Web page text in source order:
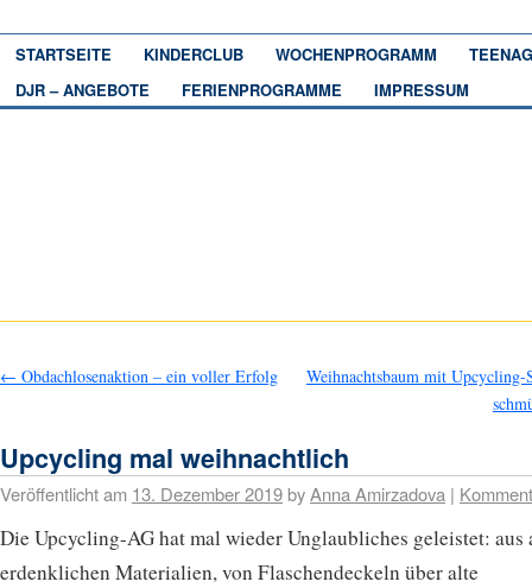
STARTSEITE KINDERCLUB WOCHENPROGRAMM
DJR – ANGEBOTE
FERIENPROGRAMME IMPRESSUM
← Obdachlosenaktion – ein voller Erfolg
Weihnachtsbaum mit Upcycling-
Upcycling mal weihnachtlich
Veröffentlicht am 13. Dezember 2019byAnna Amirzadova |
Die Upcycling-AG hat mal wieder Unglaubliches geleistet: aus
erdenklichen Materialien, von Flaschendeckeln über alte